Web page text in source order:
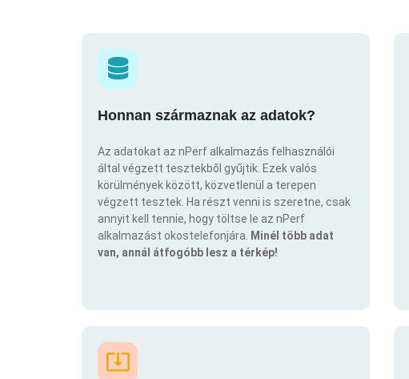
Honnan származnak az adatok?
Az adatokat az nPerf alkalmazás felhasználói
által végzett tesztekből gyűjtik. Ezek valós
körülmények között, közvetlenül a terepen
végzett tesztek. Ha részt venni is szeretne, csak
annyit kell tennie, hogy töltse le az nPerf
alkalmazást okostelefonjára.
Minél több adat
van, annál átfogóbb lesz a térkép!